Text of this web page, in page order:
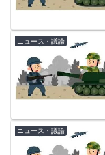
フルエンサー
の事件から何
違うイメージ
▶ #韓国記事翻訳
低評価なのか
するな』
▶ 海外「こんな
で『はじめて
ニュース・議論
ニュース・議論